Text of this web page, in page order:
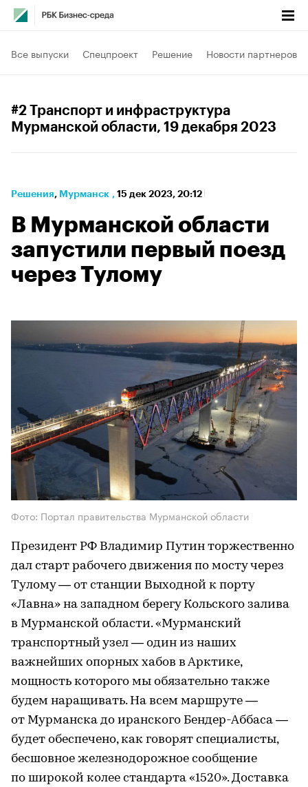
Все выпуски Спецпроект Решение Новости партнеров
#2 Транспорт и инфраструктура
Мурманской области, 19 декабря 2023
Решения⁠, Мурманск , 15 дек 2023, 20:12
В Мурманской области
запустили первый поезд
через Тулому
Фото: Портал правительства Мурманской области
Президент РФ Владимир Путин торжественно
дал старт рабочего движения по мосту через
Тулому — от станции Выходной к порту
«Лавна» на западном берегу Кольского залива
в Мурманской области. «Мурманский
транспортный узел — один из наших
важнейших опорных хабов в Арктике,
мощность которого мы обязательно также
будем наращивать. На всем маршруте —
от Мурманска до иранского Бендер-Аббаса —
будет обеспечено, как говорят специалисты,
бесшовное железнодорожное сообщение
по широкой колее стандарта «1520». Доставка